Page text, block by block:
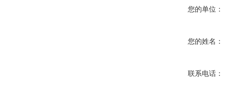
您的单位：
您的姓名：
联系电话：